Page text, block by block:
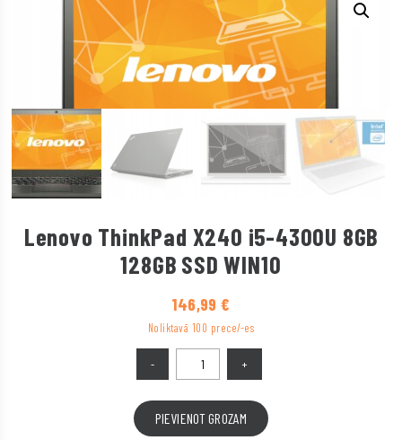
Lenovo ThinkPad X240 i5-4300U 8GB
128GB SSD WIN10
146,99€
Noliktavā 100 prece/-es
PIEVIENOT GROZAM